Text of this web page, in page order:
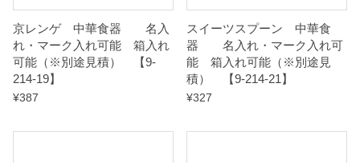
t
i
t
y
京レンゲ 中華食器 名入
れ・マーク入れ可能 箱入れ
可能（※別途見積） 【9-
214-19】
¥387
スイーツスプーン 中華食
器 名入れ・マーク入れ可
能 箱入れ可能（※別途見
積） 【9-214-21】
¥327